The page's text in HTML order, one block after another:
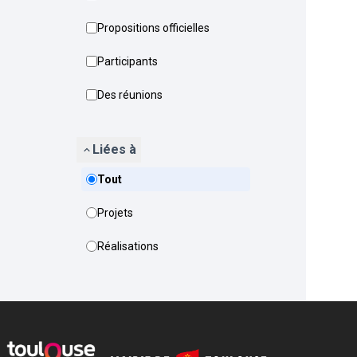
Propositions officielles
Participants
Des réunions
Liées à
Tout
Projets
Réalisations